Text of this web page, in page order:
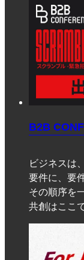
B2B
ビジネスは
要件に、要
その順序を
共創はここ